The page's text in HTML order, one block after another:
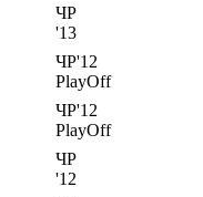
ЧР
'13
ЧР'12
PlayOff
ЧР'12
PlayOff
ЧР
'12